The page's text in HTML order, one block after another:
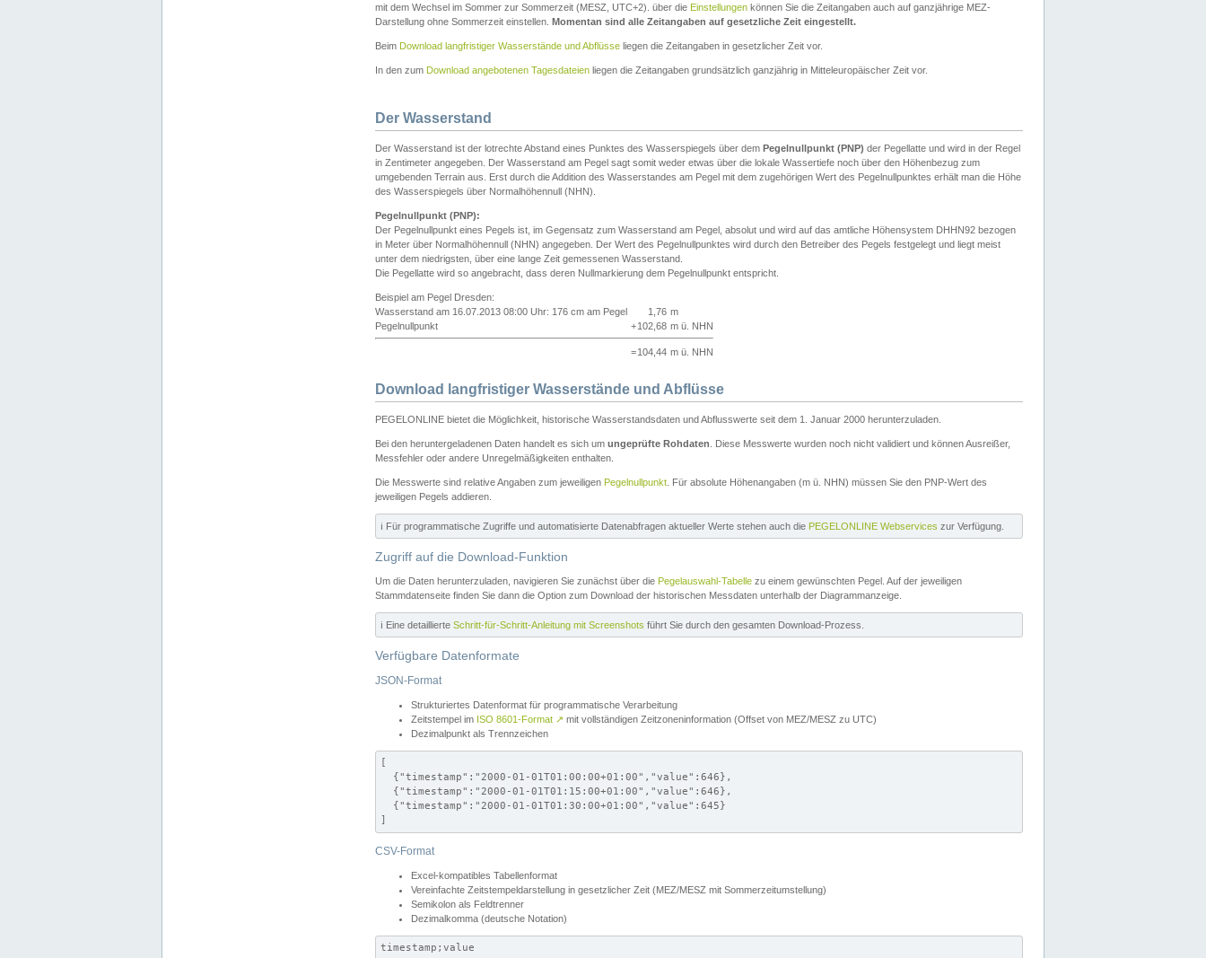
mit dem Wechsel im Sommer zur Sommerzeit (MESZ, UTC+2). über die Einstellungen können Sie die Zeitangaben auch auf ganzjährige MEZ-
Darstellung ohne Sommerzeit einstellen. Momentan sind alle Zeitangaben auf gesetzliche Zeit eingestellt.
Beim Download langfristiger Wasserstände und Abflüsse liegen die Zeitangaben in gesetzlicher Zeit vor.
In den zum Download angebotenen Tagesdateien liegen die Zeitangaben grundsätzlich ganzjährig in Mitteleuropäischer Zeit vor.
Der Wasserstand
Der Wasserstand ist der lotrechte Abstand eines Punktes des Wasserspiegels über dem Pegelnullpunkt (PNP) der Pegellatte und wird in der Regel
in Zentimeter angegeben. Der Wasserstand am Pegel sagt somit weder etwas über die lokale Wassertiefe noch über den Höhenbezug zum
umgebenden Terrain aus. Erst durch die Addition des Wasserstandes am Pegel mit dem zugehörigen Wert des Pegelnullpunktes erhält man die Höhe
des Wasserspiegels über Normalhöhennull (NHN).
Pegelnullpunkt (PNP):
Der Pegelnullpunkt eines Pegels ist, im Gegensatz zum Wasserstand am Pegel, absolut und wird auf das amtliche Höhensystem DHHN92 bezogen
in Meter über Normalhöhennull (NHN) angegeben. Der Wert des Pegelnullpunktes wird durch den Betreiber des Pegels festgelegt und liegt meist
unter dem niedrigsten, über eine lange Zeit gemessenen Wasserstand.
Die Pegellatte wird so angebracht, dass deren Nullmarkierung dem Pegelnullpunkt entspricht.
Beispiel am Pegel Dresden:
Wasserstand am 16.07.2013 08:00 Uhr: 176 cm am Pegel
1,76 m
Pegelnullpunkt
+102,68 m ü. NHN
=104,44 m ü. NHN
Download langfristiger Wasserstände und Abflüsse
PEGELONLINE bietet die Möglichkeit, historische Wasserstandsdaten und Abflusswerte seit dem 1. Januar 2000 herunterzuladen.
Bei den heruntergeladenen Daten handelt es sich um ungeprüfte Rohdaten . Diese Messwerte wurden noch nicht validiert und können Ausreißer,
Messfehler oder andere Unregelmäßigkeiten enthalten.
Die Messwerte sind relative Angaben zum jeweiligen Pegelnullpunkt . Für absolute Höhenangaben (m ü. NHN) müssen Sie den PNP-Wert des
jeweiligen Pegels addieren.
ℹ️ Für programmatische Zugriffe und automatisierte Datenabfragen aktueller Werte stehen auch die PEGELONLINE Webservices zur Verfügung.
Zugriff auf die Download-Funktion
Um die Daten herunterzuladen, navigieren Sie zunächst über die Pegelauswahl-Tabelle zu einem gewünschten Pegel. Auf der jeweiligen
Stammdatenseite finden Sie dann die Option zum Download der historischen Messdaten unterhalb der Diagrammanzeige.
ℹ️ Eine detaillierte Schritt-für-Schritt-Anleitung mit Screenshots führt Sie durch den gesamten Download-Prozess.
Verfügbare Datenformate
JSON-Format
Strukturiertes Datenformat für programmatische Verarbeitung
Zeitstempel im ISO 8601-Format ↗ mit vollständigen Zeitzoneninformation (Offset von MEZ/MESZ zu UTC)
Dezimalpunkt als Trennzeichen
[
  {"timestamp":"2000-01-01T01:00:00+01:00","value":646},
  {"timestamp":"2000-01-01T01:15:00+01:00","value":646},
  {"timestamp":"2000-01-01T01:30:00+01:00","value":645}
]
CSV-Format
Excel-kompatibles Tabellenformat
Vereinfachte Zeitstempeldarstellung in gesetzlicher Zeit (MEZ/MESZ mit Sommerzeitumstellung)
Semikolon als Feldtrenner
Dezimalkomma (deutsche Notation)
timestamp;value